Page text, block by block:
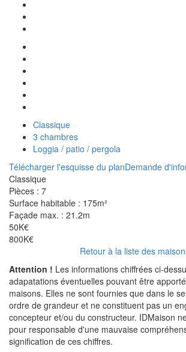
Classique
3 chambres
Loggia / patio / pergola
Télécharger l'esquisse du planDemande
Classique
Pièces : 7
Surface habitable : 175m²
Façade max. : 21.2m
50K€
800K€
Retour à la liste des
Attention ! Les informations chiffrées ci-
adapatations éventuelles pouvant être
maisons. Elles ne sont fournies que dans le
ordre de grandeur et ne constituent pas un
concepteur et/ou du constructeur. IDMaison
pour responsable d'une mauvaise
signification de ces chiffres.